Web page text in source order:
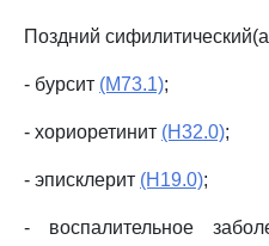
Поздний
- бурсит (M73.1);
- хориоретинит (H32.0);
- эписклерит (H19.0);
- воспалительное